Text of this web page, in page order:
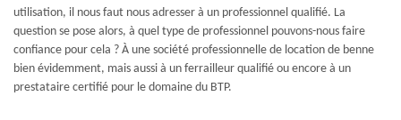
utilisation, il nous faut nous adresser à un professionnel qualifié. La
question se pose alors, à quel type de professionnel pouvons-nous faire
confiance pour cela ? À une société professionnelle de location de benne
bien évidemment, mais aussi à un ferrailleur qualifié ou encore à un
prestataire certifié pour le domaine du BTP.